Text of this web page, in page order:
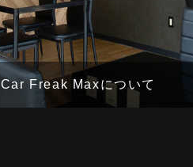
Car Freak Maxについて